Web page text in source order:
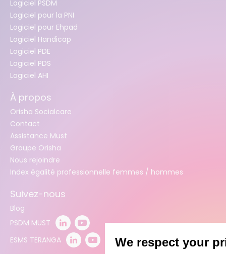
Logiciel PSDM
Logiciel pour la PNI
Logiciel pour Ehpad
Logiciel Handicap
Logiciel PDE
Logiciel PDS
Logiciel AHI
À propos
Orisha Socialcare
Contact
Assistance Must
Groupe Orisha
Nous rejoindre
Index égalité professionnelle femmes / hommes
Suivez-nous
Blog
PSDM MUST
ESMS TERANGA